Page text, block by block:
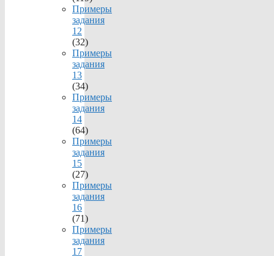
Примеры
задания
12
(32)
Примеры
задания
13
(34)
Примеры
задания
14
(64)
Примеры
задания
15
(27)
Примеры
задания
16
(71)
Примеры
задания
17